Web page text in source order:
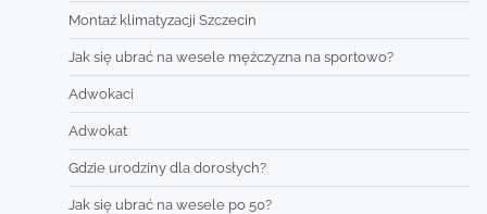
Montaż klimatyzacji Szczecin
Jak się ubrać na wesele mężczyzna na sportowo?
Adwokaci
Adwokat
Gdzie urodziny dla dorosłych?
Jak się ubrać na wesele po 50?